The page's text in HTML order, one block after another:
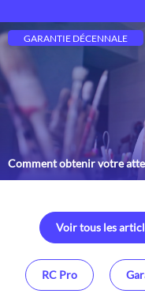
GARANTIE DÉCENNALE
Comment obtenir votre
Voir tous les
RC Pro